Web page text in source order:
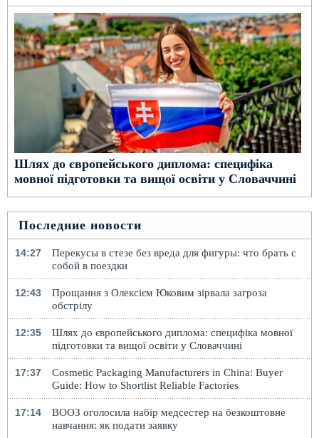
Шлях до європейського диплома: специфіка
мовної підготовки та вищої освіти у Словаччині
Последние новости
14:27
Перекусы в стезе без вреда для фигуры: что брать с
собой в поездки
12:43
Прощання з Олексієм Юковим зірвала загроза
обстрілу
12:35
Шлях до європейського диплома: специфіка мовної
підготовки та вищої освіти у Словаччині
17:37
Cosmetic Packaging Manufacturers in China: Buyer
Guide: How to Shortlist Reliable Factories
17:14
ВООЗ оголосила набір медсестер на безкоштовне
навчання: як подати заявку